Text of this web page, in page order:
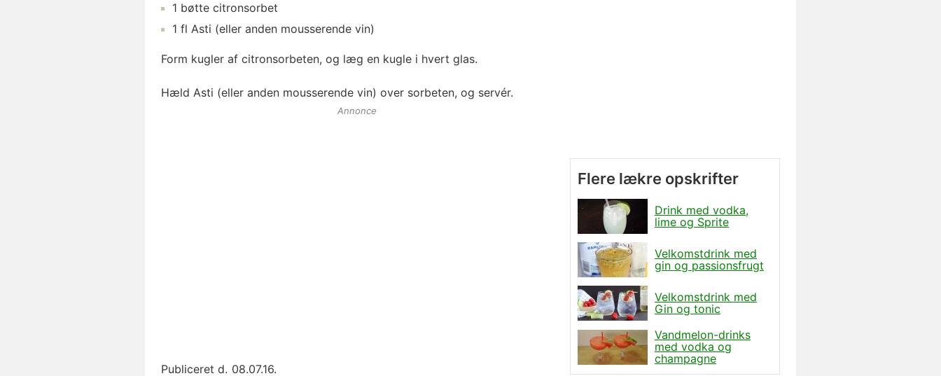
1 bøtte citronsorbet
1 fl Asti (eller anden mousserende vin)
Form kugler af citronsorbeten, og læg en kugle i hvert glas.
Hæld Asti (eller anden mousserende vin) over sorbeten, og servér.
Annonce
Publiceret d. 08.07.16.
Flere lækre opskrifter
Drink med vodka,
lime og Sprite
Velkomstdrink med
gin og passionsfrugt
Velkomstdrink med
Gin og tonic
Vandmelon-drinks
med vodka og
champagne